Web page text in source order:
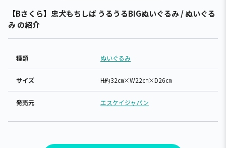
【Bさくら】忠犬もちしば うるうるBIGぬいぐるみ / ぬいぐる
み の紹介
種類 ぬいぐるみ
サイズ H約32㎝×W22㎝×D26㎝
発売元 エスケイジャパン